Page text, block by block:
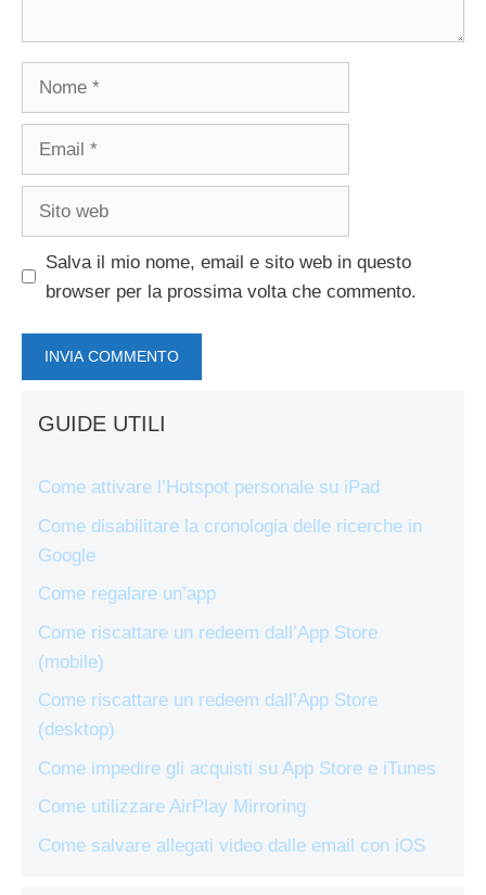
Salva il mio nome, email e sito web in questo
browser per la prossima volta che commento.
GUIDE UTILI
Come attivare l’Hotspot personale su iPad
Come disabilitare la cronologia delle ricerche in
Google
Come regalare un’app
Come riscattare un redeem dall’App Store
(mobile)
Come riscattare un redeem dall’App Store
(desktop)
Come impedire gli acquisti su App Store e iTunes
Come utilizzare AirPlay Mirroring
Come salvare allegati video dalle email con iOS